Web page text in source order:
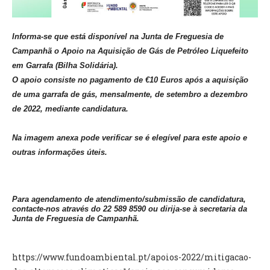
AUTARQUIA
CONSTITUIÇÃO
PRESIDENTE
EXECUTIVO E PELOUROS
GRAVAÇÕES DAS REUNIÕES PÚBLICAS DO EXECUTIVO
ATAS E DOCUMENTOS DA ASSEMBLEIA
EDITAIS
RELATÓRIO E CONTAS
Informa-se que está disponível na Junta de Freguesia de
Campanhã o Apoio na Aquisição de Gás de Petróleo Liquefeito
em Garrafa (Bilha Solidária).
O apoio consiste no pagamento de €10 Euros após a aquisição
de uma garrafa de gás, mensalmente, de setembro a dezembro
de 2022, mediante candidatura.
Na imagem anexa pode verificar se é elegível para este apoio e
outras informações úteis.
Para agendamento de atendimento/submissão de candidatura,
contacte-nos através do 22 589 8590 ou dirija-se à secretaria da
Junta de Freguesia de Campanhã.
https://www.fundoambiental.pt/apoios-2022/mitigacao-